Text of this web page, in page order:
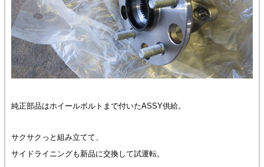
純正部品はホイールボルトまで付いたASSY供給。
サクサクっと組み立てて、
サイドライニングも新品に交換して試運転。